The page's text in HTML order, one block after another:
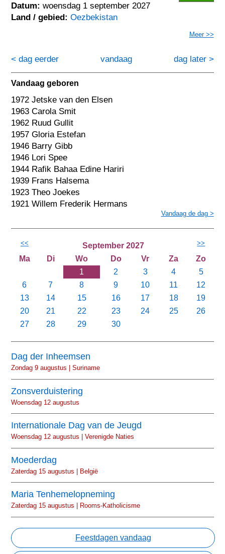
Datum: woensdag 1 september 2027
Land / gebied: Oezbekistan
Meer >>
< dag eerder dag later >
vandaag
Vandaag geboren
1972 Jetske van den Elsen
1963 Carola Smit
1962 Ruud Gullit
1957 Gloria Estefan
1946 Barry Gibb
1946 Lori Spee
1944 Rafik Bahaa Edine Hariri
1939 Frans Halsema
1923 Theo Joekes
1921 Willem Frederik Hermans
Vandaag de dag >
<< September 2027 >>
Ma Di Wo Do Vr Za
Zo
1
2 3 4
5
6
7 8 9 10 11
12
13
14 15 16 17 18
19
20
21 22 23 24 25
26
27
28 29 30
Dag der Inheemsen
Zondag 9 augustus | Suriname
Zonsverduistering
Woensdag 12 augustus
Internationale Dag van de Jeugd
Woensdag 12 augustus | Verenigde Naties
Moederdag
Zaterdag 15 augustus | België
Maria Tenhemelopneming
Zaterdag 15 augustus | Rooms-Katholicisme
Feestdagen vandaag